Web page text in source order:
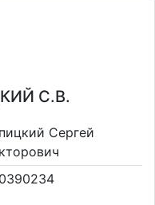
С.В.
Сергей